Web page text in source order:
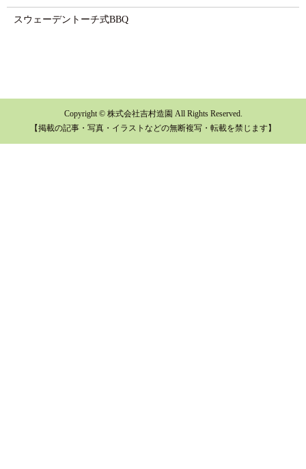
スウェーデントーチ式BBQ
Copyright © 株式会社吉村造園 All Rights Reserved.
【掲載の記事・写真・イラストなどの無断複写・転載を禁じます】